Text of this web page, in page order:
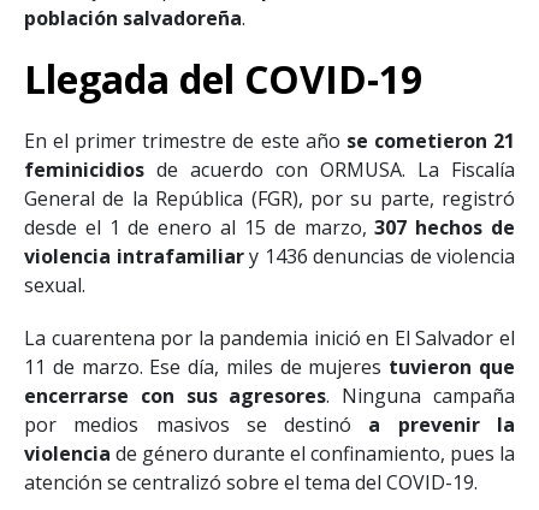
población salvadoreña.
Llegada del COVID-19
En el primer trimestre de este año se cometieron 21
feminicidios de acuerdo con ORMUSA. La Fiscalía
General de la República (FGR), por su parte, registró
desde el 1 de enero al 15 de marzo,307 hechos de
violencia intrafamiliar y 1436 denuncias de violencia
sexual.
La cuarentena por la pandemia inició en El Salvador el
11 de marzo. Ese día, miles de mujeres tuvieron que
encerrarse con sus agresores. Ninguna campaña
por medios masivos se destinó a prevenir la
violencia de género durante el confinamiento, pues la
atención se centralizó sobre el tema del COVID-19.